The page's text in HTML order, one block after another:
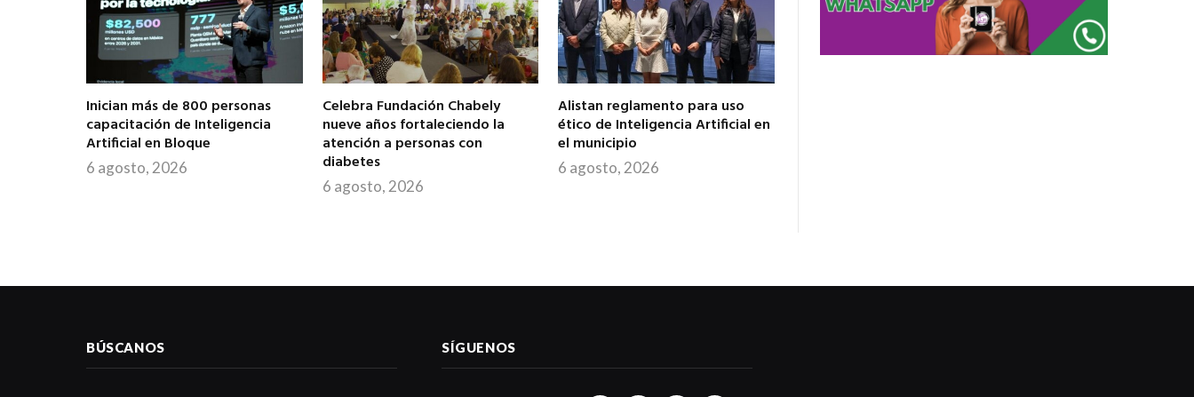
Inician más de 800 personas
capacitación de Inteligencia
Artificial en Bloque
6 agosto, 2026
Celebra Fundación Chabely
nueve años fortaleciendo la
atención a personas con
diabetes
6 agosto, 2026
Alistan reglamento para uso
ético de Inteligencia Artificial en
el municipio
6 agosto, 2026
BÚSCANOS SÍGUENOS